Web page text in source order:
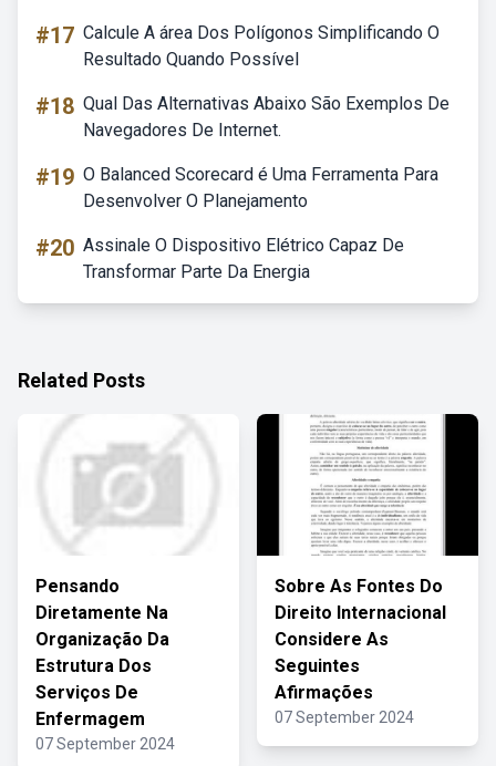
#17 Calcule A área Dos Polígonos Simplificando O
Resultado Quando Possível
#18 Qual Das Alternativas Abaixo São Exemplos De
Navegadores De Internet.
#19 O Balanced Scorecard é Uma Ferramenta Para
Desenvolver O Planejamento
#20 Assinale O Dispositivo Elétrico Capaz De
Transformar Parte Da Energia
Related Posts
Pensando
Diretamente Na
Organização Da
Estrutura Dos
Serviços De
Enfermagem
07 September 2024
Sobre As Fontes Do
Direito Internacional
Considere As
Seguintes
Afirmações
07 September 2024